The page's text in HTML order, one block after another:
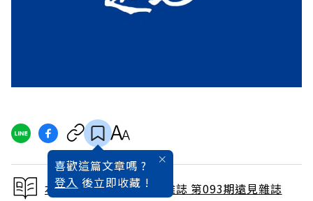
喜歡這篇文章嗎 ?
登入 後立即收藏 !
本文出自 1994 / 3月號雜誌 第093期遠見雜誌